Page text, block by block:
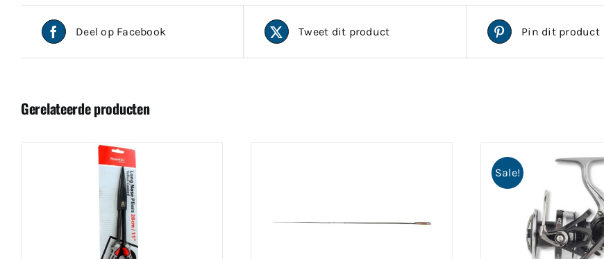
Deel op Facebook Tweet dit product Pin dit product
Gerelateerde producten
Sale!